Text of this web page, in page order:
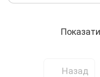
Назад